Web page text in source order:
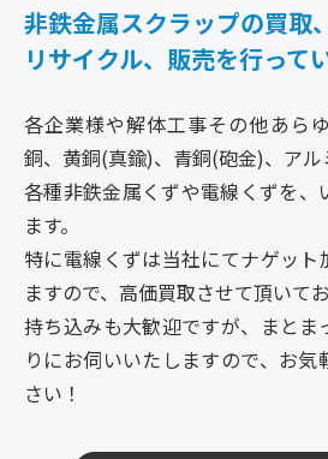
非鉄金属スクラップの買取、
リサイクル、販売を行って
各企業様や解体工事その他あら
銅、黄銅(真鍮)、青銅(砲金)、ア
各種非鉄金属くずや電線くずを、
ます。
特に電線くずは当社にてナゲット
ますので、高価買取させて頂いてお
持ち込みも大歓迎ですが、まとま
りにお伺いいたしますので、お
さい！